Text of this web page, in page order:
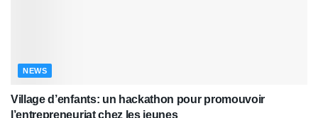
NEWS
Village d’enfants: un hackathon pour promouvoir
l’entrepreneuriat chez les jeunes